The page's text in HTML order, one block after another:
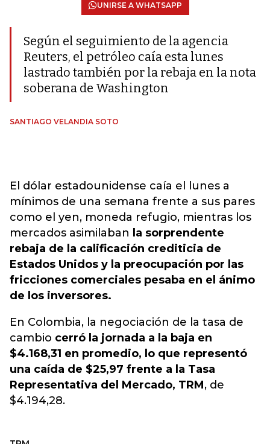
UNIRSE A WHATSAPP
Según el seguimiento de la agencia
Reuters, el petróleo caía esta lunes
lastrado también por la rebaja en la nota
soberana de Washington
SANTIAGO VELANDIA SOTO
El dólar estadounidense caía el lunes a
mínimos de una semana frente a sus pares
como el yen, moneda refugio, mientras los
mercados asimilaban la sorprendente
rebaja de la calificación crediticia de
Estados Unidos y la preocupación por las
fricciones comerciales pesaba en el ánimo
de los inversores.
En Colombia, la negociación de la tasa de
cambio cerró la jornada a la baja en
$4.168,31 en promedio, lo que representó
una caída de $25,97 frente a la Tasa
Representativa del Mercado, TRM, de
$4.194,28.